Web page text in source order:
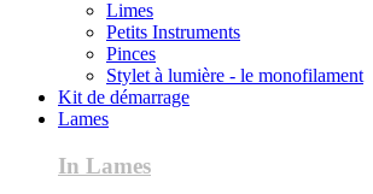
Limes
Petits Instruments
Pinces
Stylet à lumière - le monofilament
Kit de démarrage
Lames
In Lames